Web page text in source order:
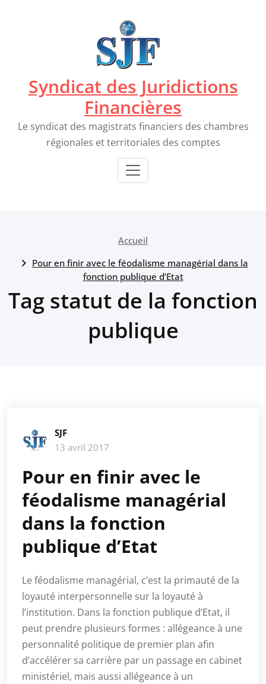
Syndicat des Juridictions
Financières
Le syndicat des magistrats financiers des chambres
régionales et territoriales des comptes
Accueil
Pour en finir avec le féodalisme managérial dans la
fonction publique d’Etat
Tag statut de la fonction
publique
SJF
13 avril 2017
Pour en finir avec le
féodalisme managérial
dans la fonction
publique d’Etat
Le féodalisme managérial, c’est la primauté de la
loyauté interpersonnelle sur la loyauté à
l’institution. Dans la fonction publique d’Etat, il
peut prendre plusieurs formes : allégeance à une
personnalité politique de premier plan afin
d’accélérer sa carrière par un passage en cabinet
ministériel, mais aussi allégeance à un